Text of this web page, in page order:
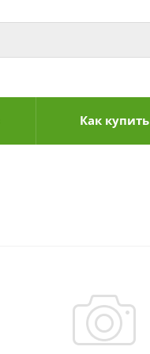
Как купить